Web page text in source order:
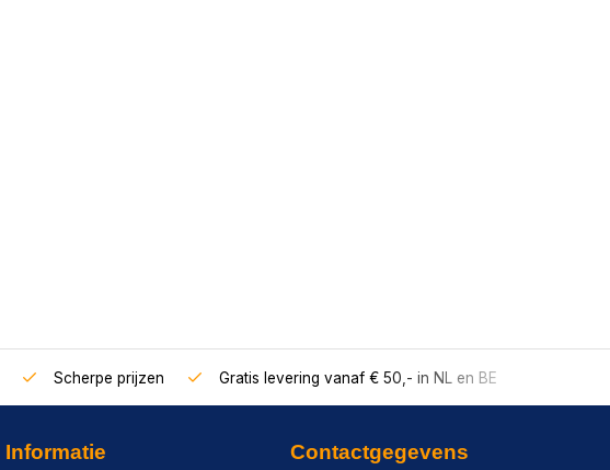
Scherpe prijzen Gratis levering vanaf € 50,- in NL en BE
Informatie Contactgegevens